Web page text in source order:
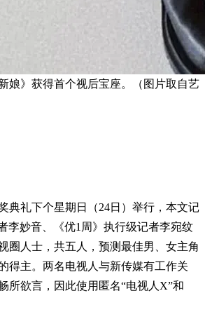
娘》获得首个视后宝座。（图片取自艺
典礼下个星期日（24日）举行，本文记
李妙音、《优1周》执行级记者李宛纹
圈人士，共五人，预测最佳男、女主角
得主。两名电视人与新传媒有工作关
所欲言，因此使用匿名“电视人X”和